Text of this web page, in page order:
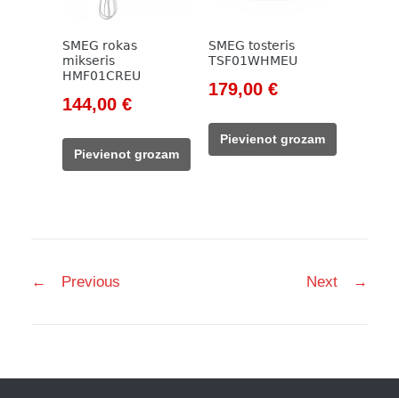
SMEG rokas
mikseris
HMF01CREU
Original
was:
178,00 €.
144,00 €Current
144,00 €.
Pievienot grozam
SMEG tosteris
TSF01WHMEU
Original
was:
205,00 €.
179,00 €Current
179,00 €.
Pievienot grozam
navigation
← Previous Next →